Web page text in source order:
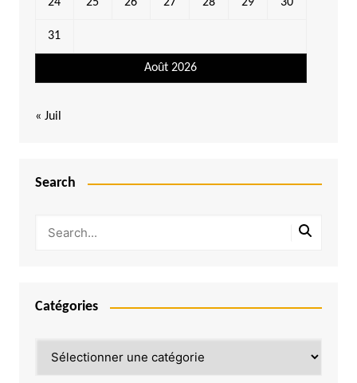
Août 2026
24 25 26 27 28 29 30
31
« Juil
Search
Catégories